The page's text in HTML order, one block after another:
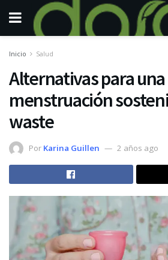
Inicio Salud
Alternativas para una
menstruación
waste
Por Karina Guillen 2 años ago